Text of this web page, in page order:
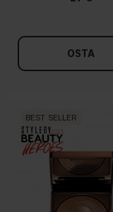
OSTA
BEST SELLER